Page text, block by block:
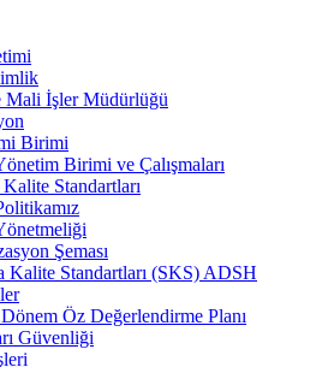
Mali İşler Müdürlüğü
Birimi
Birimi ve Çalışmaları
Standartları
Şeması
Kalite Standartları (SKS) ADSH
Öz Değerlendirme Planı
Güvenliği